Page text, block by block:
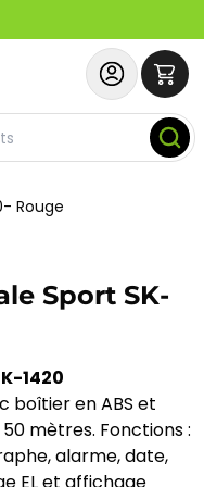
Rouge
Sport SK-
1420
boîtier en ABS et
mètres. Fonctions :
alarme, date,